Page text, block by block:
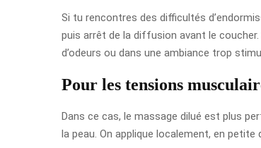
Si tu rencontres des difficultés
puis arrêt de la diffusion avant le
d’odeurs ou dans une ambiance trop
Pour les tensions
Dans ce cas, le massage dilué est plus
la peau. On applique localement, en